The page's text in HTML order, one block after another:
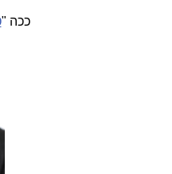
ככה "